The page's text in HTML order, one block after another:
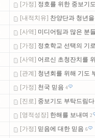
[가정] 정호를 위한 중보기
[내적치유] 찬양단과 청년
[사역] 미디어팀과 많은 분
[가정] 정호학교 선택의 기
[사역] 어르신 초청잔치를
[관계] 청년회를 위해 기도
[가정] 천국 믿음 4
[진로] 중보기도 부탁드림
[영적성장] 한해를 보내며 2
[가정] 믿음에 대한 믿음 6